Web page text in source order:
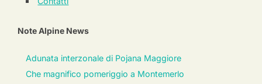
Note Alpine News
Adunata interzonale di Pojana Maggiore
Che magnifico pomeriggio a Montemerlo